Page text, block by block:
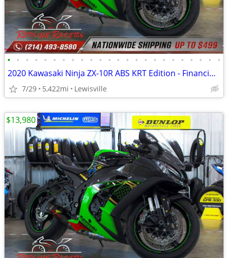
• • • • • • • • • • • • • • • • • • • • • • • •
2020 Kawasaki Ninja ZX-10R ABS KRT Edition - Financing Available!
7/29 5,422mi Lewisville
$13,980